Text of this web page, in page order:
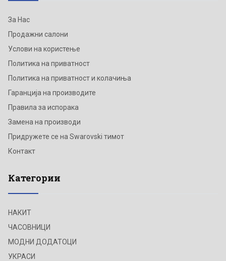
За Нас
Продажни салони
Услови на користење
Политика на приватност
Политика на приватност и колачиња
Гаранција на производите
Правила за испорака
Замена на производи
Придружете се на Swarovski тимот
Контакт
Категории
НАКИТ
ЧАСОВНИЦИ
МОДНИ ДОДАТОЦИ
УКРАСИ